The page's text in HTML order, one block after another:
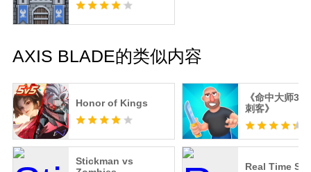
AXIS BLADE的类似内容
Honor of Kings
《命中大师3D
刺客》
Stickman vs
Real Time